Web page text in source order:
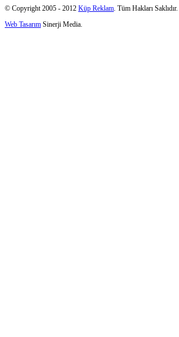
© Copyright 2005 - 2012 Küp Reklam. Tüm Hakları Saklıdır. |
Web Tasarım Sinerji Media.